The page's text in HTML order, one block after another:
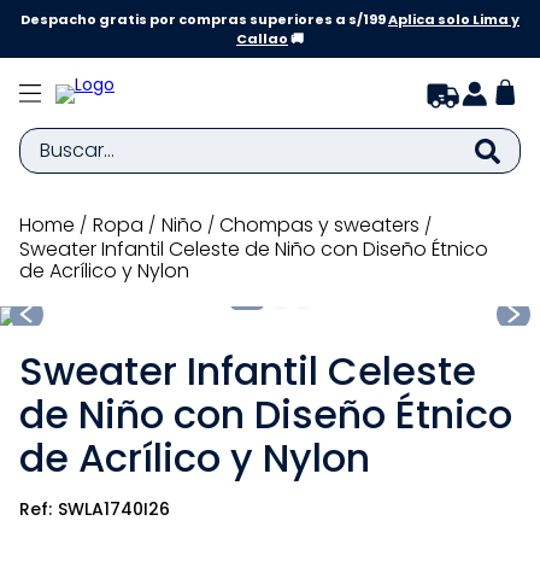
Despacho gratis por compras superiores a s/199Aplica solo Lima y
Callao🚚
Buscar...
ropa niño
chompas y sweaters
Sweater Infantil Celeste de Niño con Diseño Étnico
de Acrílico y Nylon
Sweater Infantil Celeste
de Niño con Diseño Étnico
de Acrílico y Nylon
SWLA1740I26
TÉRMINOS MÁS BUSCADOS
1.
zapatillas niña
2.
4.
sandalias
5.
sandalias niña
6.
pijama
7.
bebe